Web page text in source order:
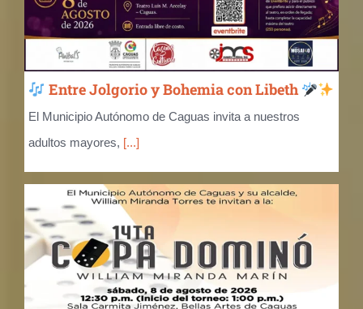
Entre Jolgorio y Bohemia con Libeth
El Municipio Autónomo de Caguas invita a nuestros
adultos mayores, [...]